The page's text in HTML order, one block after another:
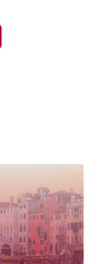
courses